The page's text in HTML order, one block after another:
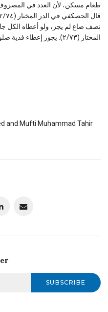
طعام مسكن، لأن العدد في
نصف صاع لم يجز، ولو أعطاه الكل
المحتار (٢/٧٣): يجوز إعطاء فدية صلوات لواحد، انتهى۔
and Mufti Muhammad Tahir
SUBSCRIBE